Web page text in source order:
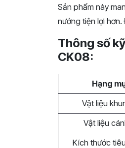
Sản phẩm này
nướng tiện lợi
Thông số
CK08:
Hạng
Vật liệu
Vật liệu
Kích thước